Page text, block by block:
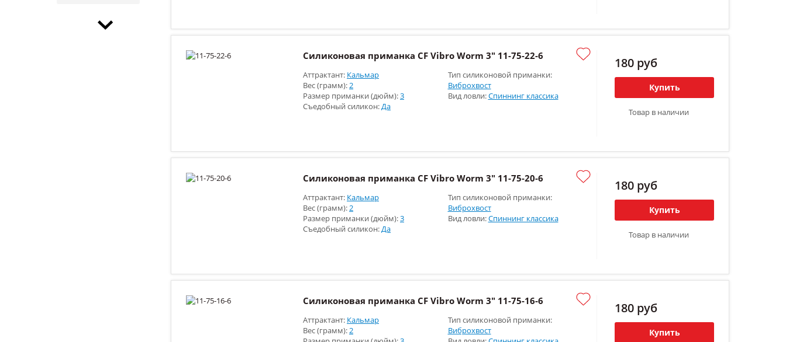
Силиконовая приманка CF Vibro Worm 3" 11-75-22-6
Аттрактант: Кальмар
Вес (грамм):2
Размер приманки (дюйм):3
Съедобный силикон:Да
Тип силиконовой приманки:
Виброхвост
Вид ловли:Спиннинг классика
180 руб
Купить
Товар в наличии
Силиконовая приманка CF Vibro Worm 3" 11-75-20-6
Аттрактант: Кальмар
Вес (грамм):2
Размер приманки (дюйм):3
Съедобный силикон:Да
Тип силиконовой приманки:
Виброхвост
Вид ловли:Спиннинг классика
180 руб
Купить
Товар в наличии
Силиконовая приманка CF Vibro Worm 3" 11-75-16-6
Аттрактант: Кальмар
Вес (грамм):2
Тип силиконовой приманки:
Виброхвост
180 руб
Купить